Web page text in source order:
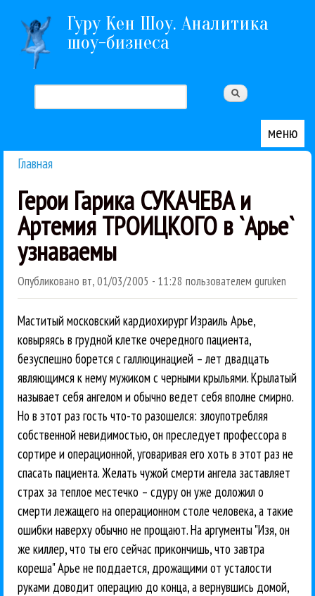
Перейти к основному содержанию
Гуру Кен Шоу. Аналитика
шоу-бизнеса
Форма поиска
меню
Главная
Герои Гарика СУКАЧЕВА и
Артемия ТРОИЦКОГО в `Арье`
узнаваемы
Опубликовано вт, 01/03/2005 - 11:28 пользователем guruken
Маститый московский кардиохирург Израиль Арье,
ковыряясь в грудной клетке очередного пациента,
безуспешно борется с галлюцинацией – лет двадцать
являющимся к нему мужиком с черными крыльями. Крылатый
называет себя ангелом и обычно ведет себя вполне смирно.
Но в этот раз гость что-то разошелся: злоупотребляя
собственной невидимостью, он преследует профессора в
сортире и операционной, уговаривая его хоть в этот раз не
спасать пациента. Желать чужой смерти ангела заставляет
страх за теплое местечко – сдуру он уже доложил о
смерти лежащего на операционном столе человека, а такие
ошибки наверху обычно не прощают. На аргументы "Изя, он
же киллер, что ты его сейчас прикончишь, что завтра
кореша" Арье не поддается, дрожащими от усталости
руками доводит операцию до конца, а вернувшись домой,